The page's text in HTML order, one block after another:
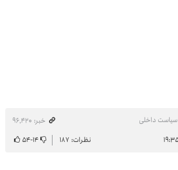
سیاست داخلی
خبر: ۹۶٬۴۲۰
نظرات: ۱۸۷ ۱۴-۵۴